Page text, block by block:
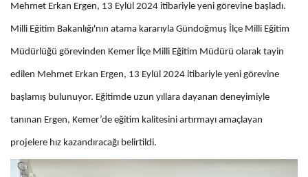
Mehmet Erkan Ergen, 13 Eylül 2024 itibariyle yeni görevine başladı.
Milli Eğitim Bakanlığı'nın atama kararıyla Gündoğmuş İlçe Milli Eğitim
Müdürlüğü görevinden Kemer İlçe Milli Eğitim Müdürü olarak tayin
edilen Mehmet Erkan Ergen, 13 Eylül 2024 itibariyle yeni görevine
başlamış bulunuyor. Eğitimde uzun yıllara dayanan deneyimiyle
tanınan Ergen, Kemer’de eğitim kalitesini artırmayı amaçlayan
projelere hız kazandıracağı belirtildi.